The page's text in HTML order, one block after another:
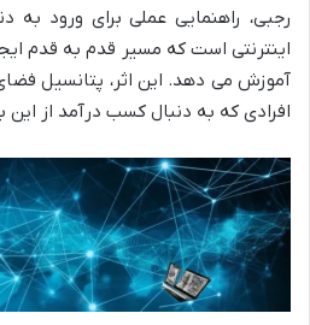
رجبی، راهنمایی عملی برای ورود به
اینترنتی است که مسیر قدم به قدم
آموزش می دهد. این اثر، پتانسیل
افرادی که به دنبال کسب درآمد از